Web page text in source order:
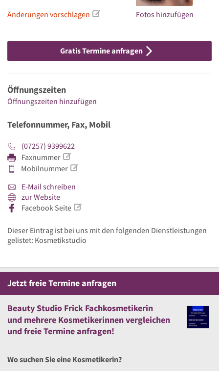
Änderungen vorschlagen
Fotos hinzufügen
Gratis Termine anfragen
Öffnungszeiten
Öffnungszeiten hinzufügen
Telefonnummer, Fax, Mobil
(07257) 9399622
Faxnummer
Mobilnummer
E-Mail schreiben
zur Website
Facebook Seite
Dieser Eintrag ist bei uns mit den folgenden Dienstleistungen
gelistet: Kosmetikstudio
JetztfreieTermine anfragen
Beauty Studio Frick Fachkosmetikerin
und mehrere Kosmetikerinnen vergleichen
undfreieTermine anfragen!
Wo suchen Sie eine Kosmetikerin?